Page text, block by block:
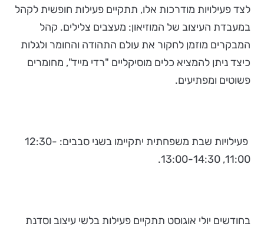
לצד פעילויות מודרכות אלו, תתקיים פעילות חופשית לקהל
במעבדת העיצוב של המוזיאון: מעצבים צלילים. קהל
המבקרים מוזמן לחקור את עולם התהודה והחומר ולגלות
כיצד ניתן להמציא כלים מוסיקליים "רדי מייד", מחומרים
פשוטים ומפתיעים.
פעילויות שבת משפחתית יתקיימו בשני סבבים: 12:30-
11:00, 13:00-14:30.
בחודשים יולי אוגוסט תתקיים פעילות בלשי עיצוב וסדנת